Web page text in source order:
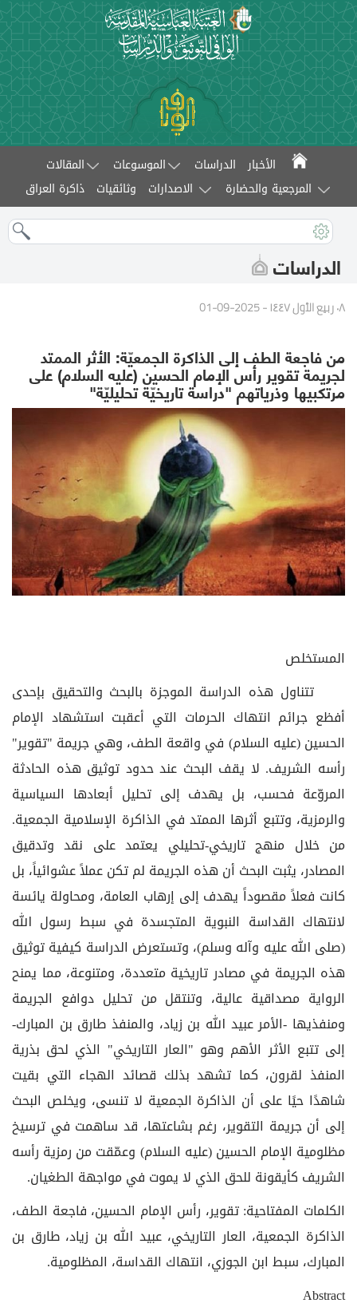
الأخبار الدراسات الموسوعات
المقالات
المرجعية والحضارة
الاصدارات وثائقيات ذاكرة العراق
الدراسات
٠٨ ربيع الأول ١٤٤٧ - 2025-09-01
من فاجعة الطف إلى الذاكرة الجمعيّة: الأثر الممتد
لجريمة تقوير رأس الإمام الحسين (عليه السلام) على
مرتكبيها وذرياتهم "دراسة تاريخيّة تحليليّة"
المستخلص
تتناول هذه الدراسة الموجزة بالبحث والتحقيق بإحدى
أفظع جرائم انتهاك الحرمات التي أعقبت استشهاد الإمام
الحسين (عليه السلام) في واقعة الطف، وهي جريمة "تقوير"
رأسه الشريف. لا يقف البحث عند حدود توثيق هذه الحادثة
المروّعة فحسب، بل يهدف إلى تحليل أبعادها السياسية
والرمزية، وتتبع أثرها الممتد في الذاكرة الإسلامية الجمعية.
من خلال منهج تاريخي-تحليلي يعتمد على نقد وتدقيق
المصادر، يثبت البحث أن هذه الجريمة لم تكن عملاً عشوائياً، بل
كانت فعلاً مقصوداً يهدف إلى إرهاب العامة، ومحاولة يائسة
لانتهاك القداسة النبوية المتجسدة في سبط رسول الله
(صلى الله عليه وآله وسلم)، وتستعرض الدراسة كيفية توثيق
هذه الجريمة في مصادر تاريخية متعددة، ومتنوعة، مما يمنح
الرواية مصداقية عالية، وتنتقل من تحليل دوافع الجريمة
ومنفذيها -الأمر عبيد الله بن زياد، والمنفذ طارق بن المبارك-
إلى تتبع الأثر الأهم وهو "العار التاريخي" الذي لحق بذرية
المنفذ لقرون، كما تشهد بذلك قصائد الهجاء التي بقيت
شاهدًا حيًا على أن الذاكرة الجمعية لا تنسى، ويخلص البحث
إلى أن جريمة التقوير، رغم بشاعتها، قد ساهمت في ترسيخ
مظلومية الإمام الحسين (عليه السلام) وعمّقت من رمزية رأسه
الشريف كأيقونة للحق الذي لا يموت في مواجهة الطغيان.
الكلمات المفتاحية: تقوير، رأس الإمام الحسين، فاجعة الطف،
الذاكرة الجمعية، العار التاريخي، عبيد الله بن زياد، طارق بن
المبارك، سبط ابن الجوزي، انتهاك القداسة، المظلومية.
Abstract